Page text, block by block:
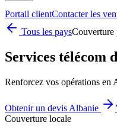
Portail clientContacter les
Tous les paysCouverture
Services télécom
Renforcez vos opérations
Obtenir un devis Albanie
Couverture locale